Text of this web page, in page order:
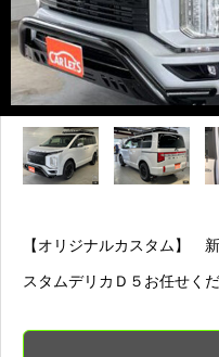
【オリジナルカスタム
スタムデリカＤ５お任せく